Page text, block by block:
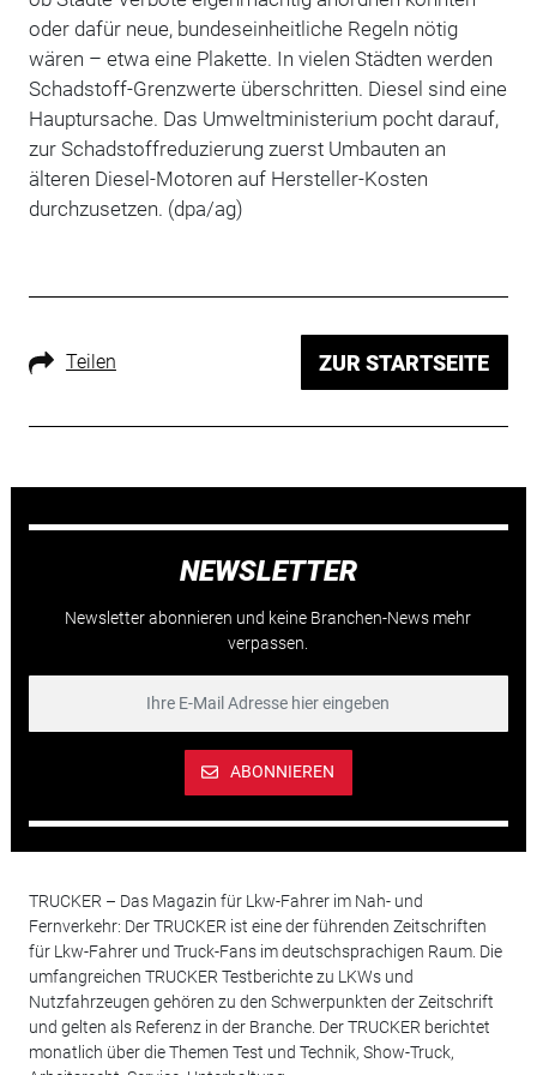
oder dafür neue, bundeseinheitliche Regeln nötig
wären – etwa eine Plakette. In vielen Städten werden
Schadstoff-Grenzwerte überschritten. Diesel sind eine
Hauptursache. Das Umweltministerium pocht darauf,
zur Schadstoffreduzierung zuerst Umbauten an
älteren Diesel-Motoren auf Hersteller-Kosten
durchzusetzen. (dpa/ag)
Teilen ZUR STARTSEITE
NEWSLETTER
Newsletter abonnieren und keine Branchen-News mehr
verpassen.
ABONNIEREN
TRUCKER – Das Magazin für Lkw-Fahrer im Nah- und
Fernverkehr: Der TRUCKER ist eine der führenden Zeitschriften
für Lkw-Fahrer und Truck-Fans im deutschsprachigen Raum. Die
umfangreichen TRUCKER Testberichte zu LKWs und
Nutzfahrzeugen gehören zu den Schwerpunkten der Zeitschrift
und gelten als Referenz in der Branche. Der TRUCKER berichtet
monatlich über die Themen Test und Technik, Show-Truck,